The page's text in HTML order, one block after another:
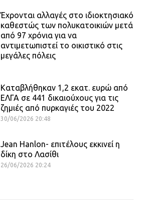
Έχρονται αλλαγές στο ιδιοκτησιακό
καθεστώς των πολυκατοικιών μετά
από 97 χρόνια για να
αντιμετωπιστεί το οικιστικό στις
μεγάλες πόλεις
Καταβλήθηκαν 1,2 εκατ. ευρώ από
ΕΛΓΑ σε 441 δικαιούχους για τις
ζημιές από πυρκαγιές του 2022
30/06/2026 20:48
Jean Hanlon- επιτέλους εκκινεί η
δίκη στο Λασίθι
26/06/2026 20:24